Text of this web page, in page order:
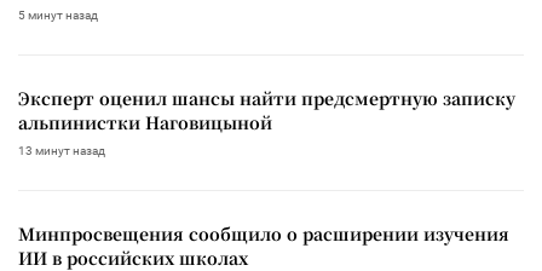
5 минут назад
Эксперт оценил шансы найти предсмертную записку
альпинистки Наговицыной
13 минут назад
Минпросвещения сообщило о расширении изучения
ИИ в российских школах